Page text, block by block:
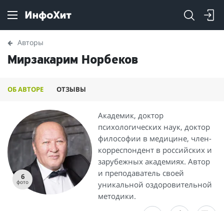
Авторы
Мирзакарим Норбеков
ОБ АВТОРЕ ОТЗЫВЫ
6
фото
Академик, доктор
психологических наук, доктор
философии в медицине, член-
корреспондент в российских и
зарубежных академиях. Автор
и преподаватель своей
уникальной оздоровительной
методики.